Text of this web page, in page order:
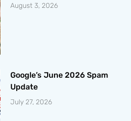
August 3, 2026
Google’s June 2026 Spam
Update
July 27, 2026